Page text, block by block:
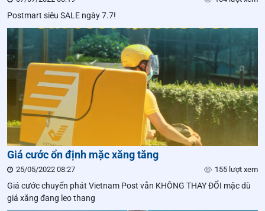
Postmart siêu SALE ngày 7.7!
Giá cước ổn định mặc xăng tăng
25/05/2022 08:27 155 lượt xem
Giá cước chuyển phát Vietnam Post vẫn KHÔNG THAY ĐỔI mặc dù
giá xăng đang leo thang